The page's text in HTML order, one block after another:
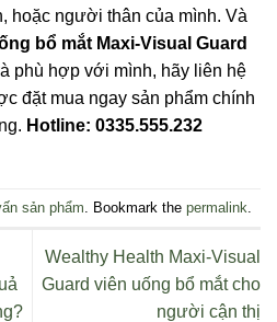
hoặc người thân của mình. Và
bổ mắt Maxi-Visual Guard
phù hợp với mình, hãy liên hệ
đặt mua ngay sản phẩm chính
Hotline: 0335.555.232
sản phẩm . Bookmark the permalink
Wealthy Health Maxi-Visual
Guard viên uống bổ mắt cho
người cận thị